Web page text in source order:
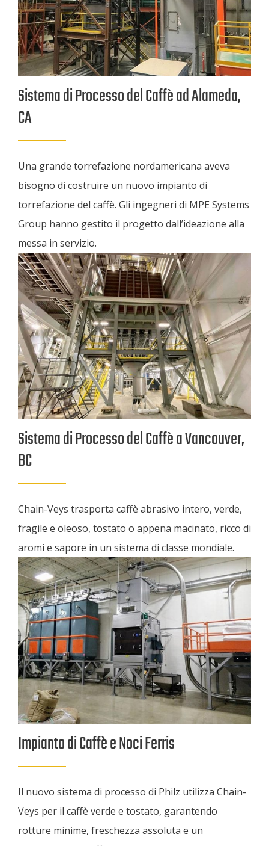
Sistema di Processo del Caffè ad Alameda,
CA
Una grande torrefazione nordamericana aveva
bisogno di costruire un nuovo impianto di
torrefazione del caffè. Gli ingegneri di MPE Systems
Group hanno gestito il progetto dall’ideazione alla
messa in servizio.
Sistema di Processo del Caffè a Vancouver,
BC
Chain-Veys trasporta caffè abrasivo intero, verde,
fragile e oleoso, tostato o appena macinato, ricco di
aromi e sapore in un sistema di classe mondiale.
Impianto di Caffè e Noci Ferris
Il nuovo sistema di processo di Philz utilizza Chain-
Veys per il caffè verde e tostato, garantendo
rotture minime, freschezza assoluta e un